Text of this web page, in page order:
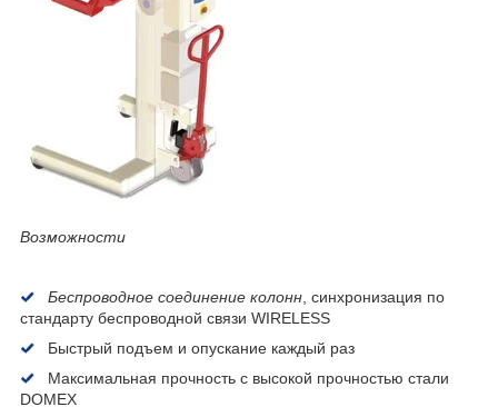
Возможности
Беспроводное соединение колонн , синхронизация по
стандарту беспроводной связи WIRELESS
Быстрый подъем и опускание каждый раз
Максимальная прочность с высокой прочностью стали
DOMEX